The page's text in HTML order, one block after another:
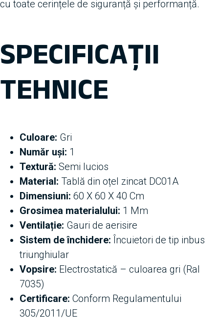
cu toate cerințele de siguranță și performanță.
SPECIFICAȚII
TEHNICE
Culoare: Gri
Număr uși: 1
Textură: Semi lucios
Material: Tablă din oțel zincat DC01A
Dimensiuni: 60 X 60 X 40 Cm
Grosimea materialului: 1 Mm
Ventilație: Gauri de aerisire
Sistem de închidere: Încuietori de tip inbus
triunghiular
Vopsire: Electrostatică – culoarea gri (Ral
7035)
Certificare: Conform Regulamentului
305/2011/UE